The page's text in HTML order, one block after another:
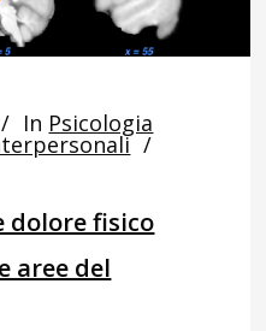
In Psicologia
dolore fisico
aree del